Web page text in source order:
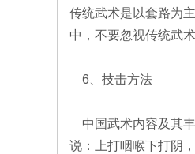
传统武术是以套路为
中，不要忽视传统武
6、技击方法
中国武术内容及其
说：上打咽喉下打阴